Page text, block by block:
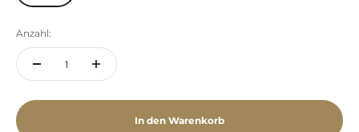
Anzahl:
In den Warenkorb